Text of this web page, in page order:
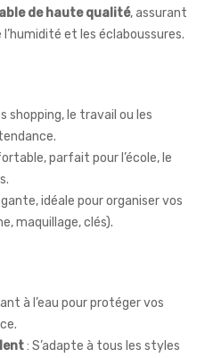
de haute qualité, assurant
et les éclaboussures.
shopping, le travail ou les
parfait pour l’école, le
idéale pour organiser vos
maquillage, clés).
à l’eau pour protéger vos
: S’adapte à tous les styles